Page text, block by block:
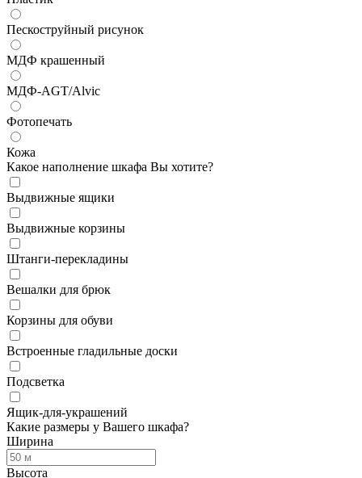
Пескоструйный рисунок
МДФ крашенный
МДФ-AGT/Alvic
Фотопечать
Кожа
Какое наполнение шкафа Вы хотите?
Выдвижные ящики
Выдвижные корзины
Штанги-перекладины
Вешалки для брюк
Корзины для обуви
Встроенные гладильные доски
Подсветка
Ящик-для-украшений
Какие размеры у Вашего шкафа?
Ширина
Высота